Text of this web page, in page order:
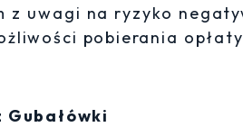
z uwagi na ryzyko
pobierania